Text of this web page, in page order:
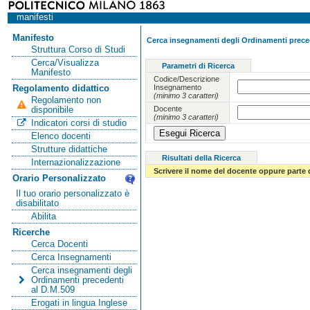
manifesti
Manifesto
Struttura Corso di Studi
Cerca/Visualizza
Manifesto
Regolamento didattico
Regolamento non
disponibile
Indicatori corsi di studio
Elenco docenti
Strutture didattiche
Internazionalizzazione
Orario Personalizzato
Il tuo orario personalizzato è
disabilitato
Abilita
Ricerche
Cerca Docenti
Cerca Insegnamenti
Cerca insegnamenti degli
Ordinamenti precedenti
al D.M.509
Erogati in lingua Inglese
Cerca insegnamenti degli Ordinamenti
Parametri di Ricerca
Codice/Descrizione
Insegnamento
(minimo 3 caratteri)
Docente
(minimo 3 caratteri)
Risultati della Ricerca
Scrivere il nome del docente oppure